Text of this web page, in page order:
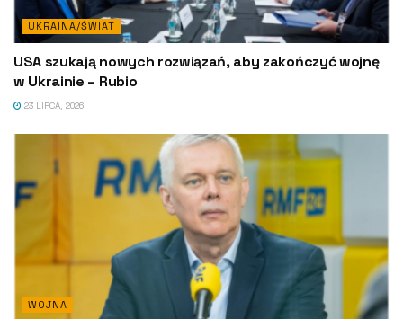
UKRAINA/ŚWIAT
USA szukają nowych rozwiązań, aby zakończyć wojnę
w Ukrainie – Rubio
23 LIPCA, 2026
WOJNA